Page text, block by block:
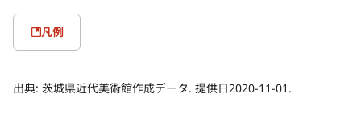
凡例
出典: 茨城県近代美術館作成データ. 提供日2020-11-01.